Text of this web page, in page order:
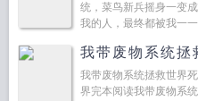
统，菜鸟新兵摇身一变
我的人，最终都被我一
我带废物系统拯
我带废物系统拯救世界
界完本阅读我带废物系